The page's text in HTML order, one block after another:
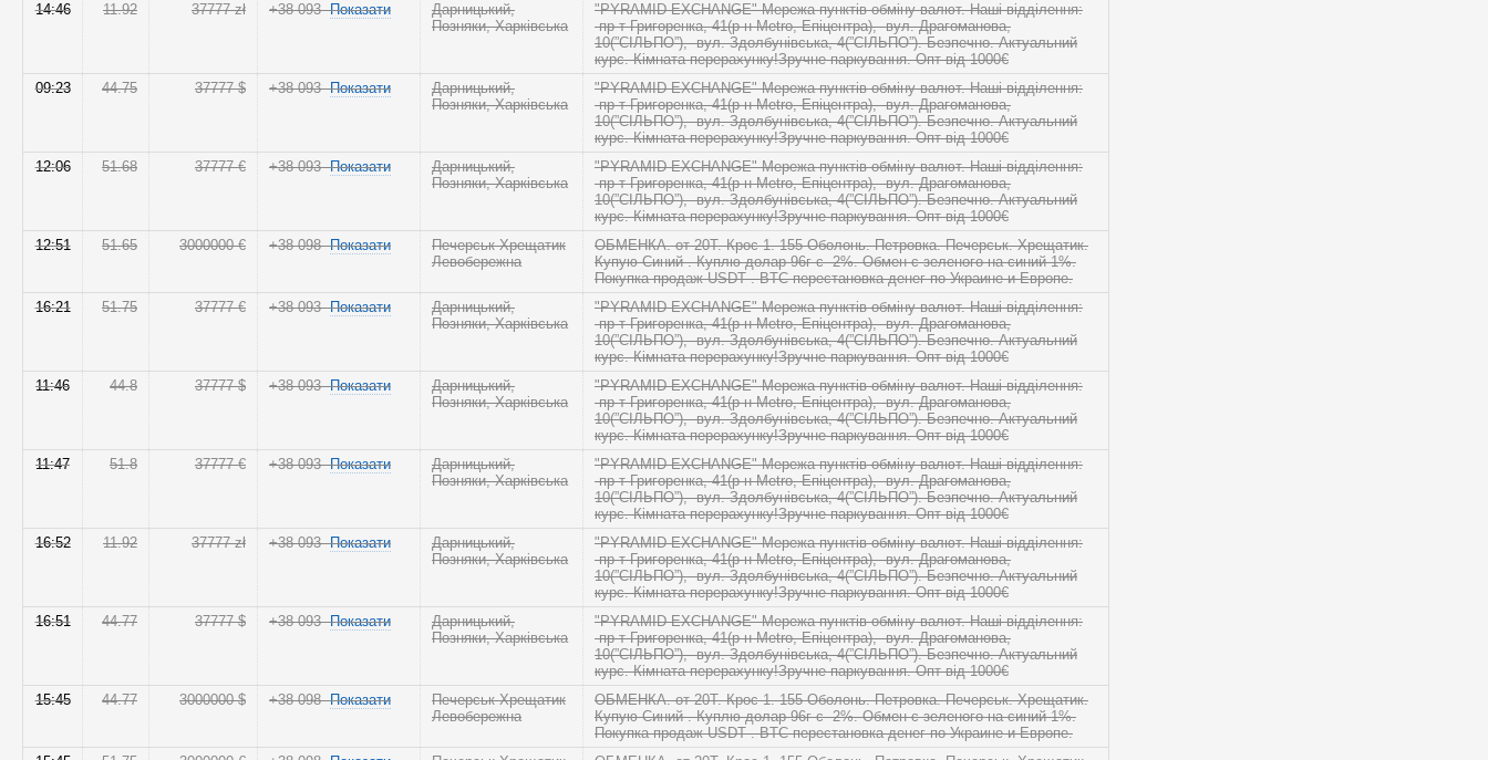
14:46
11.92 37777 zł +38 093Показати
Дарницький,
Позняки, Харківська
"PYRAMID EXCHANGE" Мережа пунктів обміну валют. Наші відділення:
-пр-т Григоренка, 41(р-н Metro, Епіцентра), -вул. Драгоманова,
10(”СІЛЬПО”), -вул. Здолбунівська, 4(”СІЛЬПО”). Безпечно. Актуальний
курс. Кімната перерахунку!Зручне паркування. Опт від 1000€
09:23
44.75 37777 $ +38 093Показати
Дарницький,
Позняки, Харківська
"PYRAMID EXCHANGE" Мережа пунктів обміну валют. Наші відділення:
-пр-т Григоренка, 41(р-н Metro, Епіцентра), -вул. Драгоманова,
10(”СІЛЬПО”), -вул. Здолбунівська, 4(”СІЛЬПО”). Безпечно. Актуальний
курс. Кімната перерахунку!Зручне паркування. Опт від 1000€
12:06
51.68 37777 € +38 093Показати
Дарницький,
Позняки, Харківська
"PYRAMID EXCHANGE" Мережа пунктів обміну валют. Наші відділення:
-пр-т Григоренка, 41(р-н Metro, Епіцентра), -вул. Драгоманова,
10(”СІЛЬПО”), -вул. Здолбунівська, 4(”СІЛЬПО”). Безпечно. Актуальний
курс. Кімната перерахунку!Зручне паркування. Опт від 1000€
12:51
51.65 3000000 € +38 098Показати
Печерськ Хрещатик
Левобережна
ОБМЕНКА. от 20Т. Крос 1. 155 Оболонь. Петровка. Печерськ. Хрещатик.
Купую Синий . Куплю долар 96г с -2%. Обмен c зеленого на синий 1%.
Покупка продаж USDT . BTC перестановка денег по Украине и Европе.
16:21
51.75 37777 € +38 093Показати
Дарницький,
Позняки, Харківська
"PYRAMID EXCHANGE" Мережа пунктів обміну валют. Наші відділення:
-пр-т Григоренка, 41(р-н Metro, Епіцентра), -вул. Драгоманова,
10(”СІЛЬПО”), -вул. Здолбунівська, 4(”СІЛЬПО”). Безпечно. Актуальний
курс. Кімната перерахунку!Зручне паркування. Опт від 1000€
11:46
44.8 37777 $ +38 093Показати
Дарницький,
Позняки, Харківська
"PYRAMID EXCHANGE" Мережа пунктів обміну валют. Наші відділення:
-пр-т Григоренка, 41(р-н Metro, Епіцентра), -вул. Драгоманова,
10(”СІЛЬПО”), -вул. Здолбунівська, 4(”СІЛЬПО”). Безпечно. Актуальний
курс. Кімната перерахунку!Зручне паркування. Опт від 1000€
11:47
51.8 37777 € +38 093Показати
Дарницький,
Позняки, Харківська
"PYRAMID EXCHANGE" Мережа пунктів обміну валют. Наші відділення:
-пр-т Григоренка, 41(р-н Metro, Епіцентра), -вул. Драгоманова,
10(”СІЛЬПО”), -вул. Здолбунівська, 4(”СІЛЬПО”). Безпечно. Актуальний
курс. Кімната перерахунку!Зручне паркування. Опт від 1000€
16:52
11.92 37777 zł +38 093Показати
Дарницький,
Позняки, Харківська
"PYRAMID EXCHANGE" Мережа пунктів обміну валют. Наші відділення:
-пр-т Григоренка, 41(р-н Metro, Епіцентра), -вул. Драгоманова,
10(”СІЛЬПО”), -вул. Здолбунівська, 4(”СІЛЬПО”). Безпечно. Актуальний
курс. Кімната перерахунку!Зручне паркування. Опт від 1000€
16:51
44.77 37777 $ +38 093Показати
Дарницький,
Позняки, Харківська
"PYRAMID EXCHANGE" Мережа пунктів обміну валют. Наші відділення:
-пр-т Григоренка, 41(р-н Metro, Епіцентра), -вул. Драгоманова,
10(”СІЛЬПО”), -вул. Здолбунівська, 4(”СІЛЬПО”). Безпечно. Актуальний
курс. Кімната перерахунку!Зручне паркування. Опт від 1000€
15:45
44.77 3000000 $ +38 098Показати
Печерськ Хрещатик
Левобережна
ОБМЕНКА. от 20Т. Крос 1. 155 Оболонь. Петровка. Печерськ. Хрещатик.
Купую Синий . Куплю долар 96г с -2%. Обмен c зеленого на синий 1%.
Покупка продаж USDT . BTC перестановка денег по Украине и Европе.